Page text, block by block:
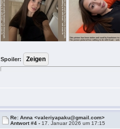
Spoiler:
Re: Anna <valeriyapaku@gmail.com>
Antwort #4 - 17. Januar 2026 um 17:15